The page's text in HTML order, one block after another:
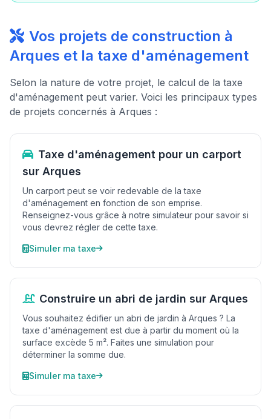
Vos projets de construction à
Arques et la taxe d'aménagement
Selon la nature de votre projet, le calcul de la taxe
d'aménagement peut varier. Voici les principaux types
de projets concernés à Arques :
Taxe d'aménagement pour un carport
sur Arques
Un carport peut se voir redevable de la taxe
d'aménagement en fonction de son emprise.
Renseignez-vous grâce à notre simulateur pour savoir si
vous devrez régler de cette taxe.
Simuler ma taxe
Construire un abri de jardin sur Arques
Vous souhaitez édifier un abri de jardin à Arques ? La
taxe d'aménagement est due à partir du moment où la
surface excède 5 m². Faites une simulation pour
déterminer la somme due.
Simuler ma taxe